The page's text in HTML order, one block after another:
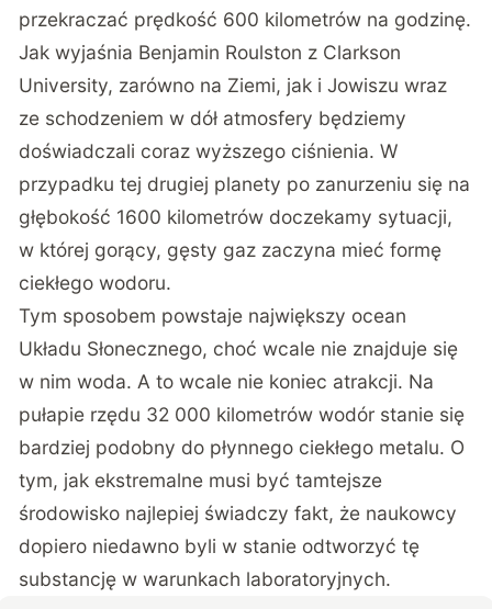
przekraczać prędkość 600 kilometrów na godzinę.
Jak wyjaśnia Benjamin Roulston z Clarkson
University, zarówno na Ziemi, jak i Jowiszu wraz
ze schodzeniem w dół atmosfery będziemy
doświadczali coraz wyższego ciśnienia. W
przypadku tej drugiej planety po zanurzeniu się na
głębokość 1600 kilometrów doczekamy sytuacji,
w której gorący, gęsty gaz zaczyna mieć formę
ciekłego wodoru.
Tym sposobem powstaje największy ocean
Układu Słonecznego, choć wcale nie znajduje się
w nim woda. A to wcale nie koniec atrakcji. Na
pułapie rzędu 32 000 kilometrów wodór stanie się
bardziej podobny do płynnego ciekłego metalu. O
tym, jak ekstremalne musi być tamtejsze
środowisko najlepiej świadczy fakt, że naukowcy
dopiero niedawno byli w stanie odtworzyć tę
substancję w warunkach laboratoryjnych.